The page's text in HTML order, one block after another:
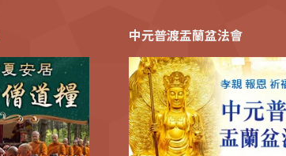
中元普渡盂蘭盆法會